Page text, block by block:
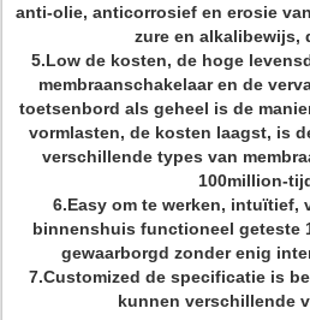
anti-olie, anticorrosief en erosie
zure en alkalibewijs,
5.Low de kosten, de hoge
membraanschakelaar en de
toetsenbord als geheel is de
vormlasten, de kosten laagst, is
verschillende types van
100million-
6.Easy om te werken, intuïtief,
binnenshuis functioneel geteste
gewaarborgd zonder enig
7.Customized de specificatie is
kunnen verschillende